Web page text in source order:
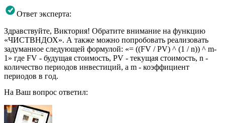
Ответ эксперта:
Здравствуйте, Виктория! Обратите внимание на функцию
«ЧИСТВНДОХ». А также можно попробовать реализовать
задуманное следующей формулой: «= ((FV / PV) ^ (1 / n)) ^ m-
1» где FV - будущая стоимость, PV - текущая стоимость, n -
количество периодов инвестиций, а m - коэффициент
периодов в год.
На Ваш вопрос ответил: